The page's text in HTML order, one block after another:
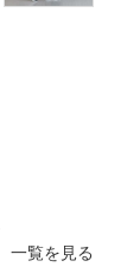
一覧を見る